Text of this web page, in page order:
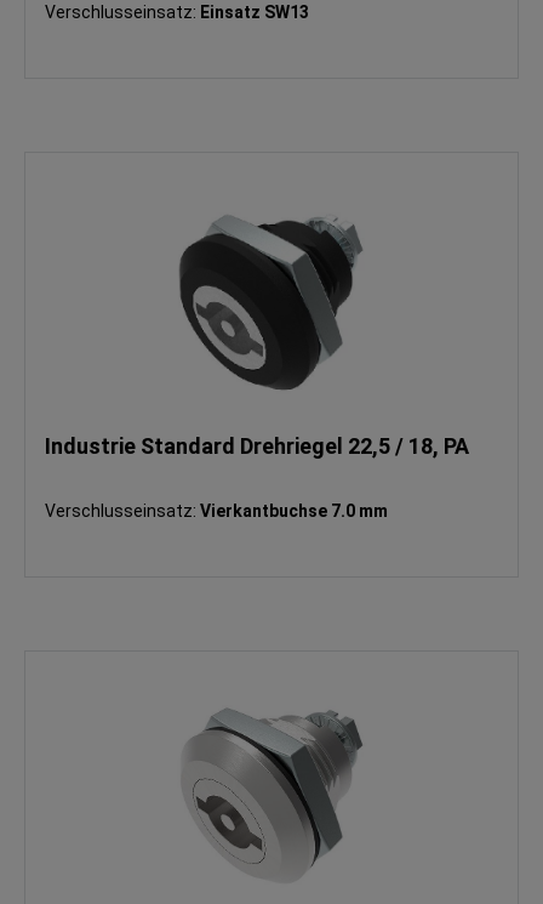
Verschlusseinsatz: Einsatz SW13
Industrie Standard Drehriegel 22,5 / 18, PA
Verschlusseinsatz: Vierkantbuchse 7.0 mm